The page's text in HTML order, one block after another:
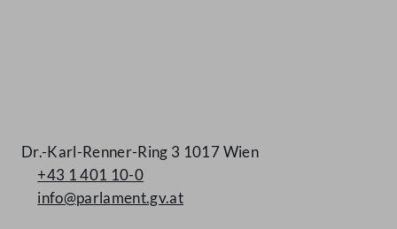
Dr.-Karl-Renner-Ring 3 1017 Wien
+43 1 401 10-0
info@parlament.gv.at